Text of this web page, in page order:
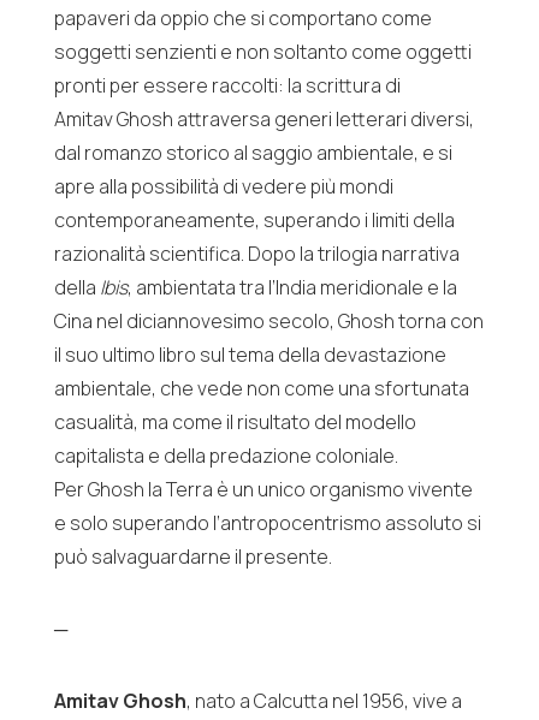
papaveri da oppio che si comportano come
soggetti senzienti e non soltanto come oggetti
pronti per essere raccolti: la scrittura di
AmitavGhosh attraversa generi letterari diversi,
dal romanzo storico al saggio ambientale, e si
apre alla possibilità di vedere più mondi
contemporaneamente, superando i limiti della
razionalità scientifica. Dopo la trilogia narrativa
della Ibis, ambientata tra l’India meridionale e la
Cina nel diciannovesimo secolo, Ghoshtorna con
il suo ultimo libro sul tema della devastazione
ambientale, che vede non come una sfortunata
casualità, ma come il risultato del modello
capitalista e della predazione coloniale.
PerGhosh la Terra è un unico organismo vivente
e solo superando l’antropocentrismo assoluto si
può salvaguardarne il presente.
─
Amitav Ghosh, nato a Calcutta nel 1956, vive a